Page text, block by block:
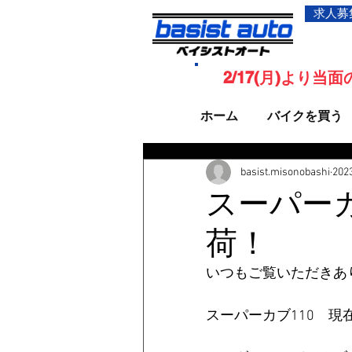
求人募
ホーム バイクを買う
2/17(月)より当面
スーパー
荷！
basist.misonobashi
いつもご覧いただきあ
スーパーカブ110　現